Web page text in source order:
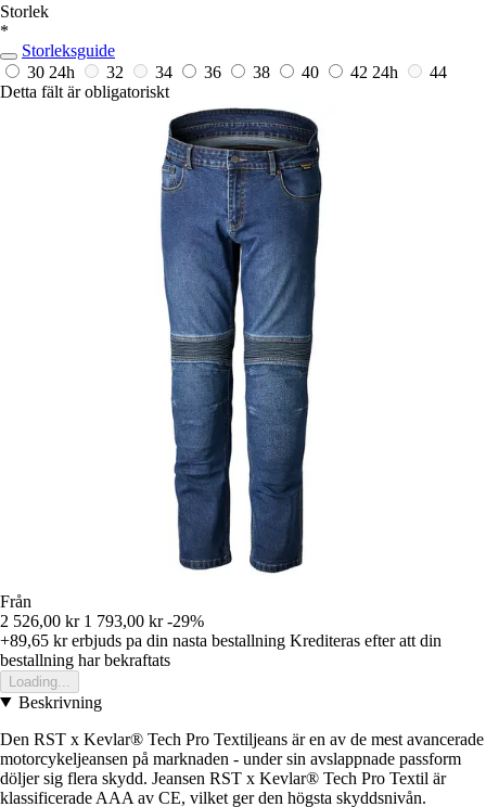
Storlek
*
Storleksguide
30 24h 32 34 36 38 40 42 24h
44
Detta fält är obligatoriskt
Från
2 526,00 kr 1 793,00 kr -29%
+89,65 krerbjuds pa din nasta bestallning Krediteras efter att din
bestallning har bekraftats
Loading...
Beskrivning
Den RST x Kevlar® Tech Pro Textiljeans är en av de mest avancerade
motorcykeljeansen på marknaden - under sin avslappnade passform
döljer sig flera skydd. Jeansen RST x Kevlar® Tech Pro Textil är
klassificerade AAA av CE, vilket ger den högsta skyddsnivån.